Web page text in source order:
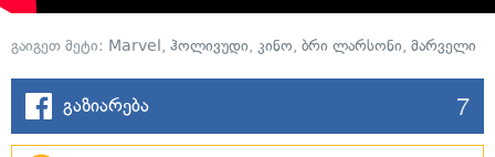
გაიგეთ მეტი: Marvel, ჰოლივუდი, კინო, ბრი ლარსონი, მარველი
გაზიარება 7